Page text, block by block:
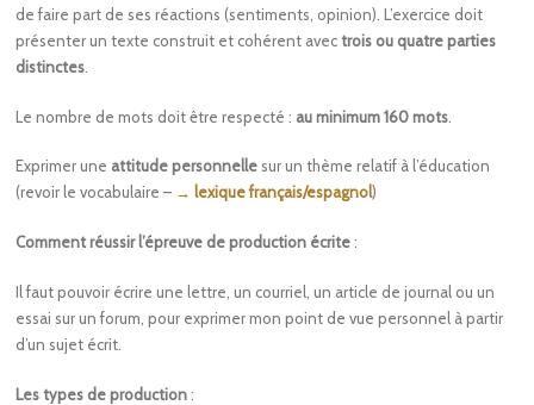
de faire part de ses réactions (sentiments, opinion). L’exercice doit
présenter un texte construit et cohérent avectrois ou quatre parties
distinctes
Le nombre de mots doit être respecté : au minimum 160 mots
Exprimer une attitude personnelle sur un thème relatif à l’éducation
(revoir le vocabulaire – → lexique français/espagnol)
Comment réussir l’épreuve de production écrite:
Il faut pouvoir écrire une lettre, un courriel, un article de journal ou un
essai sur un forum, pour exprimer mon point de vue personnel à partir
d’un sujet écrit.
Les types de production: